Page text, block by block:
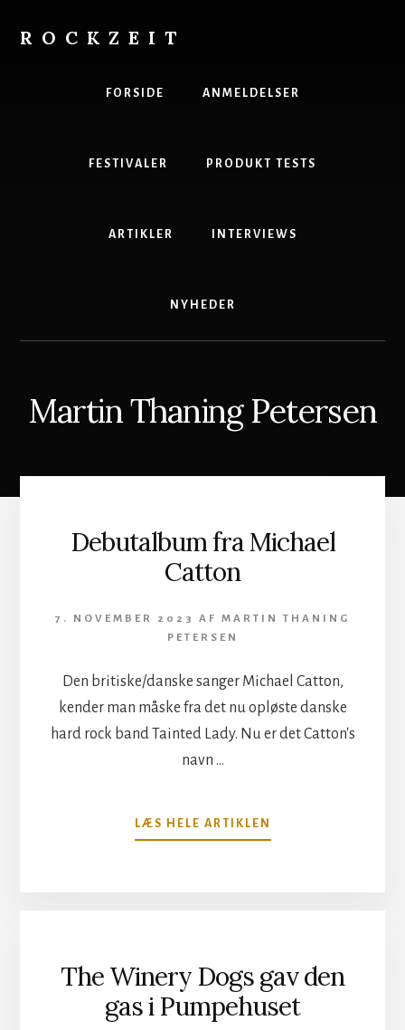
content
ROCKZEIT
FORSIDE ANMELDELSER
FESTIVALER PRODUKT TESTS
ARTIKLER INTERVIEWS
NYHEDER
Martin Thaning Petersen
Debutalbum fra Michael
Catton
7. NOVEMBER 2023 AF MARTIN THANING
PETERSEN
Den britiske/danske sanger Michael Catton,
kender man måske fra det nu opløste danske
hard rock band Tainted Lady. Nu er det Catton's
navn …
LÆS HELE ARTIKLEN
DEBUTALBUM
The Winery Dogs gav den
gas i Pumpehuset